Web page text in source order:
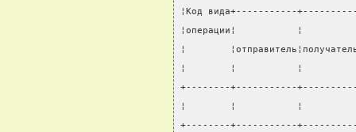
¦Код вида+-----------
¦операции¦           ¦
¦
¦        ¦           ¦
+--------+-----------
¦        ¦           ¦
+--------+-----------+----------